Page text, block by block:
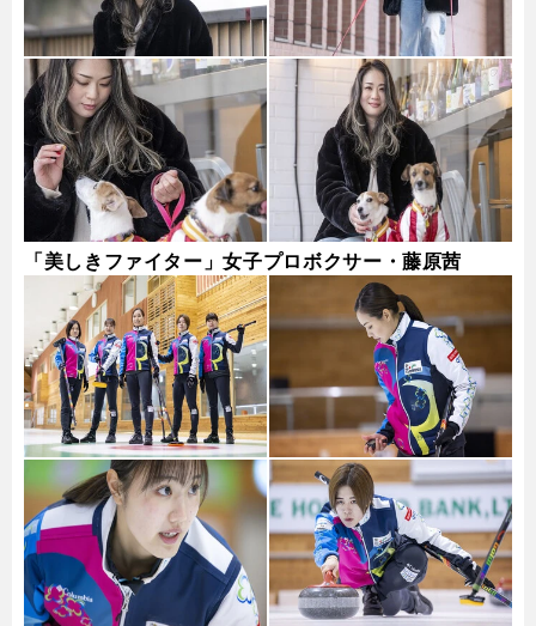
「美しきファイター」女子プロボクサー・藤原茜